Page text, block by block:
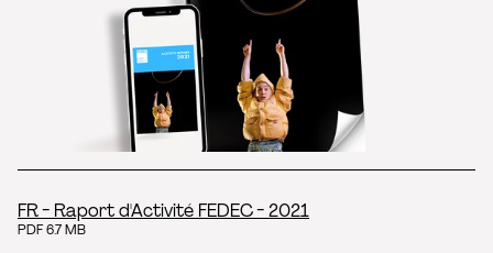
FR - Raport d'Activité FEDEC - 2021
PDF 6.7 MB